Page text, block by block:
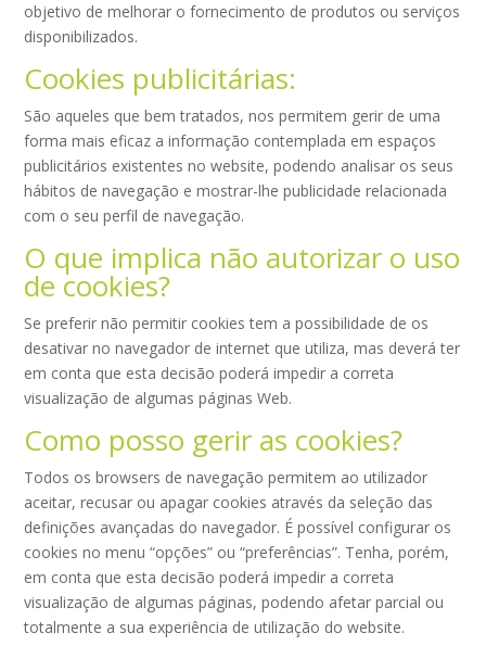
objetivo de melhorar o fornecimento de produtos ou serviços
disponibilizados.
Cookies publicitárias:
São aqueles que bem tratados, nos permitem gerir de uma
forma mais eficaz a informação contemplada em espaços
publicitários existentes no website, podendo analisar os seus
hábitos de navegação e mostrar-lhe publicidade relacionada
com o seu perfil de navegação.
O que implica não autorizar o uso
de cookies?
Se preferir não permitir cookies tem a possibilidade de os
desativar no navegador de internet que utiliza, mas deverá ter
em conta que esta decisão poderá impedir a correta
visualização de algumas páginas Web.
Como posso gerir as cookies?
Todos os browsers de navegação permitem ao utilizador
aceitar, recusar ou apagar cookies através da seleção das
definições avançadas do navegador. É possível configurar os
cookies no menu “opções” ou “preferências”. Tenha, porém,
em conta que esta decisão poderá impedir a correta
visualização de algumas páginas, podendo afetar parcial ou
totalmente a sua experiência de utilização do website.